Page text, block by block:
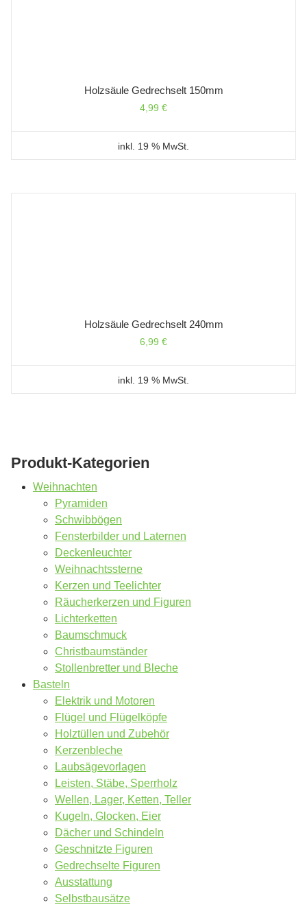
Holzsäule Gedrechselt 150mm
4,99 €
inkl. 19 % MwSt.
Holzsäule Gedrechselt 240mm
6,99 €
inkl. 19 % MwSt.
Produkt-Kategorien
Weihnachten
Pyramiden
Schwibbögen
Fensterbilder und Laternen
Deckenleuchter
Weihnachtssterne
Kerzen und Teelichter
Räucherkerzen und Figuren
Lichterketten
Baumschmuck
Christbaumständer
Stollenbretter und Bleche
Basteln
Elektrik und Motoren
Flügel und Flügelköpfe
Holztüllen und Zubehör
Kerzenbleche
Laubsägevorlagen
Leisten, Stäbe, Sperrholz
Wellen, Lager, Ketten, Teller
Kugeln, Glocken, Eier
Dächer und Schindeln
Geschnitzte Figuren
Gedrechselte Figuren
Ausstattung
Selbstbausätze